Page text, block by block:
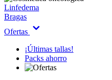
Linfedema
Bragas
Ofertas
¡Últimas tallas!
Packs ahorro